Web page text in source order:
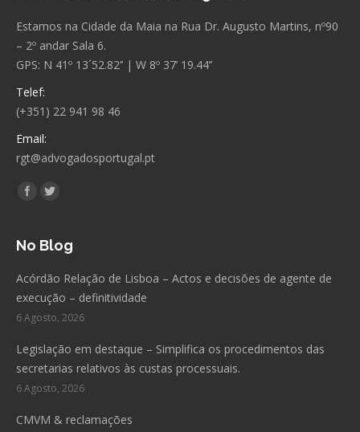
Estamos na Cidade da Maia na Rua Dr. Augusto Martins, nº90
– 2º andar Sala 6.
GPS: N 41º 13´52.82’’ | W 8º 37’ 19.44’’
Telef:
(+351) 22 941 98 46
Email:
rgt@advogadosportugal.pt
Encontre-nos em:
Facebook
Twitter
No Blog
Acórdão Relação de Lisboa – Actos e decisões de agente de
execução – definitividade
6 Agosto, 2026
Legislação em destaque – Simplifica os procedimentos das
secretarias relativos às custas processuais.
6 Agosto, 2026
CMVM & reclamações